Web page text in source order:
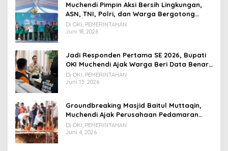
Muchendi Pimpin Aksi Bersih Lingkungan,
ASN, TNI, Polri, dan Warga Bergotong
Royong
Di OKI, PEMERINTAHAN
Juni 18, 2026
Jadi Responden Pertama SE 2026, Bupati
OKI Muchendi Ajak Warga Beri Data Benar
ke Petugas BPS
Di OKI, PEMERINTAHAN
Juni 15, 2026
Groundbreaking Masjid Baitul Muttaqin,
Muchendi Ajak Perusahaan Pedamaran
Timur Turut Bantu
Di OKI, PEMERINTAHAN
Juni 4, 2026